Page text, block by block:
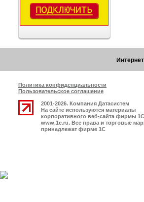
Политика конфиденциальности
Пользовательское соглашение
2001-2026. Компания Датасистем
На сайте используются материалы
корпоративного веб-сайта фирмы 1С
www.1c.ru. Все права и торговые
принадлежат фирме 1С